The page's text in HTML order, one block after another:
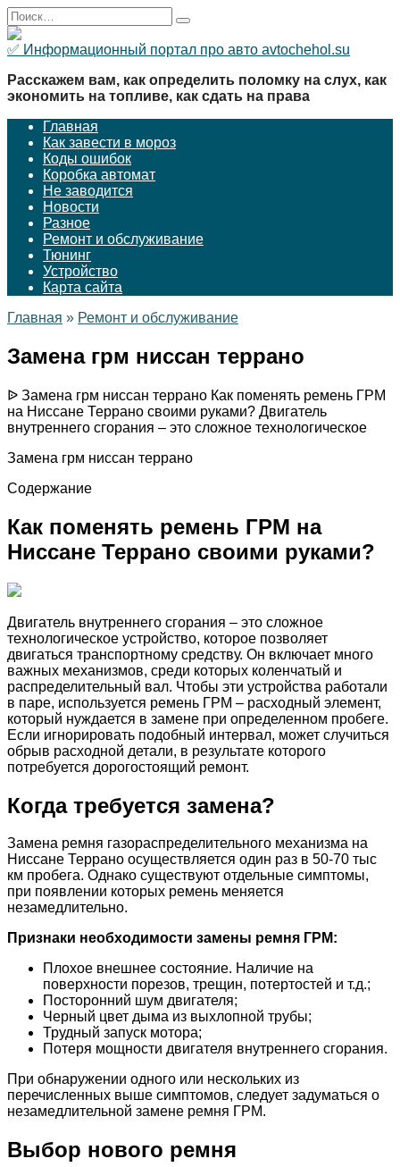
Перейти
к
содержанию
Search
for:
✅ Информационный портал про авто avtochehol.su
Расскажем вам, как определить поломку на слух, как
экономить на топливе, как сдать на права
Главная
Как завести в мороз
Коды ошибок
Коробка автомат
Не заводится
Новости
Разное
Ремонт и обслуживание
Тюнинг
Устройство
Карта сайта
Главная » Ремонт и обслуживание
Замена грм ниссан террано
ᐉ Замена грм ниссан террано Как поменять ремень ГРМ
на Ниссане Террано своими руками? Двигатель
внутреннего сгорания – это сложное технологическое
Замена грм ниссан террано
Содержание
Как поменять ремень ГРМ на
Ниссане Террано своими руками?
Двигатель внутреннего сгорания – это сложное
технологическое устройство, которое позволяет
двигаться транспортному средству. Он включает много
важных механизмов, среди которых коленчатый и
распределительный вал. Чтобы эти устройства работали
в паре, используется ремень ГРМ – расходный элемент,
который нуждается в замене при определенном пробеге.
Если игнорировать подобный интервал, может случиться
обрыв расходной детали, в результате которого
потребуется дорогостоящий ремонт.
Когда требуется замена?
Замена ремня газораспределительного механизма на
Ниссане Террано осуществляется один раз в 50-70 тыс
км пробега. Однако существуют отдельные симптомы,
при появлении которых ремень меняется
незамедлительно.
Признаки необходимости замены ремня ГРМ:
Плохое внешнее состояние. Наличие на
поверхности порезов, трещин, потертостей и т.д.;
Посторонний шум двигателя;
Черный цвет дыма из выхлопной трубы;
Трудный запуск мотора;
Потеря мощности двигателя внутреннего сгорания.
При обнаружении одного или нескольких из
перечисленных выше симптомов, следует задуматься о
незамедлительной замене ремня ГРМ.
Выбор нового ремня